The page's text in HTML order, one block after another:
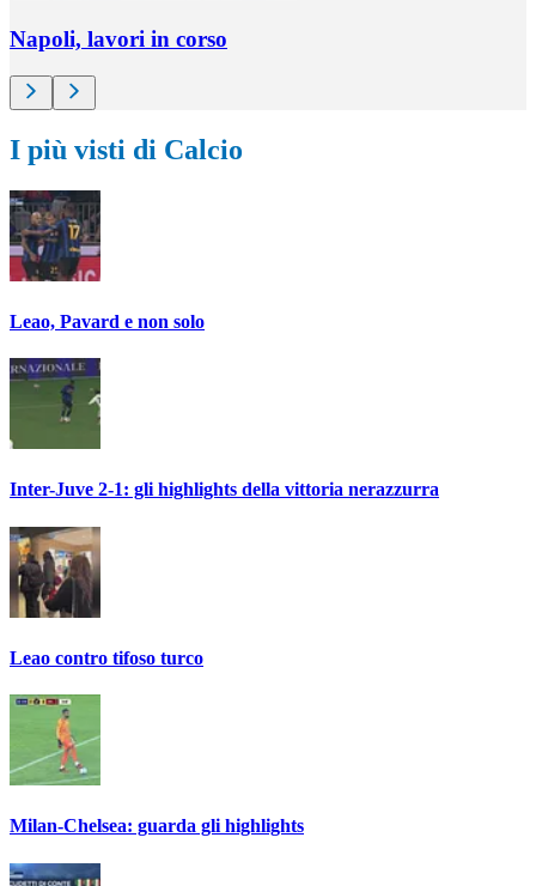
Napoli, lavori in corso
I più visti di Calcio
Leao, Pavard e non solo
Inter-Juve 2-1: gli highlights della vittoria nerazzurra
Leao contro tifoso turco
Milan-Chelsea: guarda gli highlights